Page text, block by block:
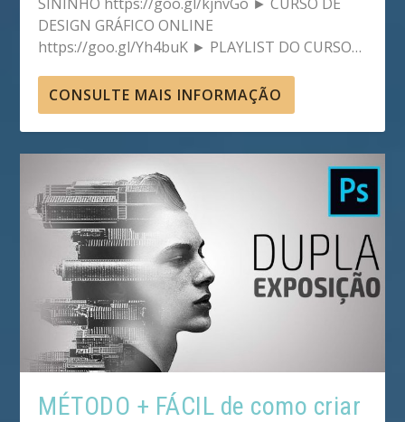
DESIGN GRÁFICO ONLINE
https://goo.gl/Yh4buK ► PLAYLIST DO CURSO…
CONSULTE MAIS INFORMAÇÃO
MÉTODO + FÁCIL de como criar